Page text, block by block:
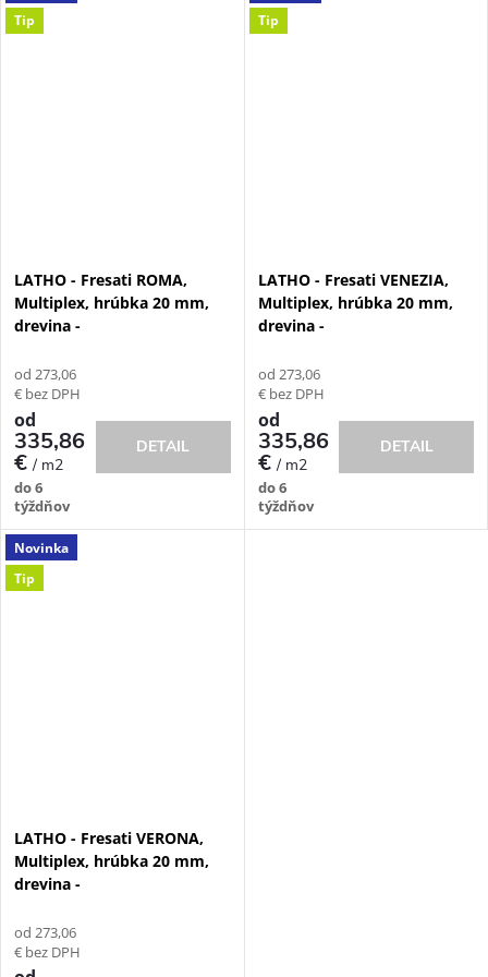
Tip
LATHO - Fresati ROMA,
Multiplex, hrúbka 20 mm,
drevina -
od 273,06
€ bez DPH
od
335,86
€/ m2
do 6
týždňov
DETAIL
Tip
LATHO - Fresati VENEZIA,
Multiplex, hrúbka 20 mm,
drevina -
od 273,06
€ bez DPH
od
335,86
€/ m2
do 6
týždňov
DETAIL
Novinka
Tip
LATHO - Fresati VERONA,
Multiplex, hrúbka 20 mm,
drevina -
od 273,06
€ bez DPH